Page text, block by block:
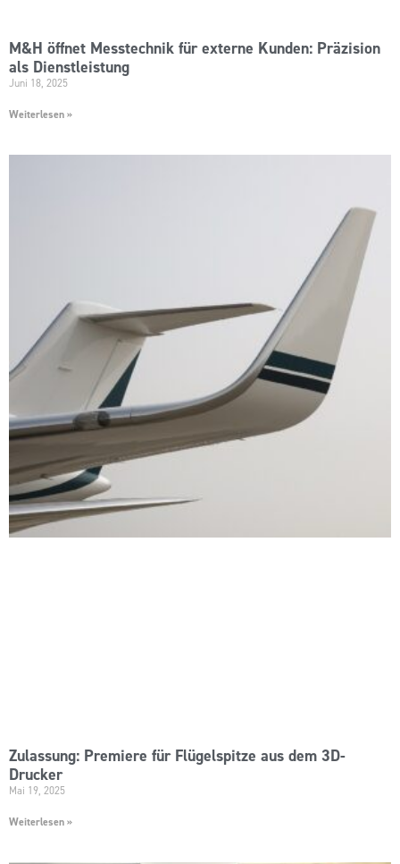
M&H öffnet Messtechnik für externe Kunden: Präzision
als Dienstleistung
Juni 18, 2025
Weiterlesen »
Zulassung: Premiere für Flügelspitze aus dem 3D-
Drucker
Mai 19, 2025
Weiterlesen »